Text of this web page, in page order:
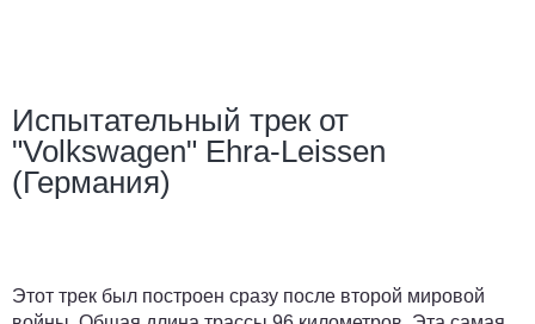
Испытательный трек от
"Volkswagen" Ehra-Leissen
(Германия)
Этот трек был построен сразу после второй мировой